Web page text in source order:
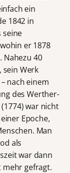
ein
1842 in
seine
er 1878
40
sein Werk
nach einem
des Werther-
war nicht
Epoche,
Man
als
war dann
mehr gefragt.